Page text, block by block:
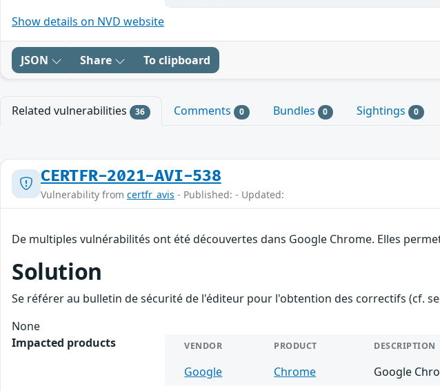
Show details on NVD website
JSON Share To clipboard
Related vulnerabilities 36 Comments 0 Bundles 0 Sightings 0
CERTFR-2021-AVI-538
Vulnerability from certfr_avis - Published: - Updated:
De multiples vulnérabilités ont été découvertes dans Google Chrome. Elles
Solution
Se référer au bulletin de sécurité de l'éditeur pour l'obtention des correctifs (cf.
None
Impacted products
VENDOR PRODUCT DESCRIPTION
Google Chrome Google